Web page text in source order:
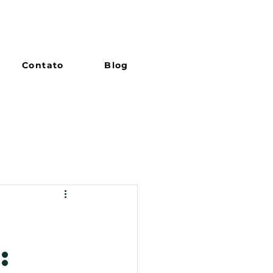
Contato Blog